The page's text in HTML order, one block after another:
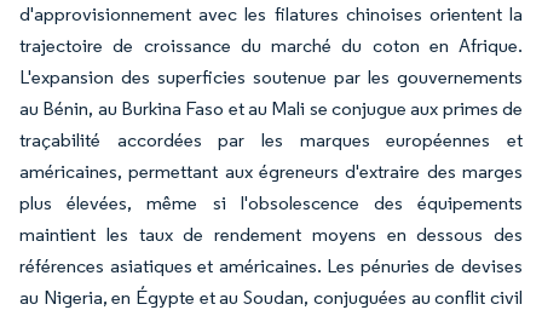
d'approvisionnement avec les filatures chinoises orientent la
trajectoire de croissance du marché du coton en Afrique.
L'expansion des superficies soutenue par les gouvernements
au Bénin, au Burkina Faso et au Mali se conjugue aux primes de
traçabilité accordées par les marques européennes et
américaines, permettant aux égreneurs d'extraire des marges
plus élevées, même si l'obsolescence des équipements
maintient les taux de rendement moyens en dessous des
références asiatiques et américaines. Les pénuries de devises
au Nigeria, en Égypte et au Soudan, conjuguées au conflit civil